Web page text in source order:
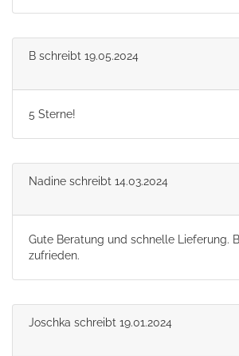
B schreibt 19.05.2024
5 Sterne!
Nadine schreibt 14.03.2024
Gute Beratung und schnelle Lieferung.
zufrieden.
Joschka schreibt 19.01.2024